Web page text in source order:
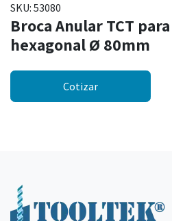
SKU: 53080
Broca Anular TCT
hexagonal Ø 80mm
Cotizar